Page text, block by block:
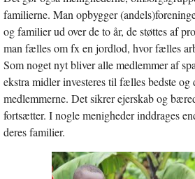
familierne. Man opbygger
og familier ud over de to år, de støttes af
man fælles om fx en jordlod, hvor fælles
Som noget nyt bliver alle medlemmer af
ekstra midler investeres til fælles bedste og
medlemmerne. Det sikrer ejerskab og
fortsætter. I nogle menigheder inddrages
deres familier.